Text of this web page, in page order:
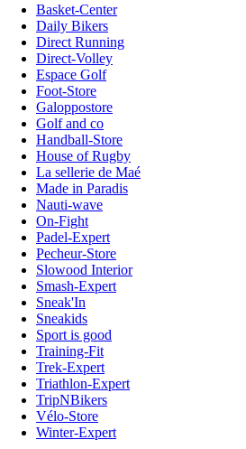
Basket-Center
Daily Bikers
Direct Running
Direct-Volley
Espace Golf
Foot-Store
Galoppostore
Golf and co
Handball-Store
House of Rugby
La sellerie de Maé
Made in Paradis
Nauti-wave
On-Fight
Padel-Expert
Pecheur-Store
Slowood Interior
Smash-Expert
Sneak'In
Sneakids
Sport is good
Training-Fit
Trek-Expert
Triathlon-Expert
TripNBikers
Vélo-Store
Winter-Expert